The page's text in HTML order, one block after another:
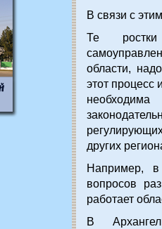
В связи с
Те ростки
области,
этот процесс
других
Например, в
вопросов
работает
В